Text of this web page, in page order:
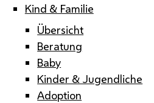
Kind & Familie
Übersicht
Beratung
Baby
Kinder & Jugendliche
Adoption